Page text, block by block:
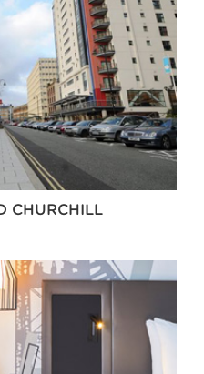
CHURCHILL